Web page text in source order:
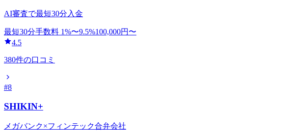
AI審査で最短30分入金
最短30分手数料 1%〜9.5%100,000円〜
4.5
380件の口コミ
#8
SHIKIN+
メガバンク×フィンテック合弁会社